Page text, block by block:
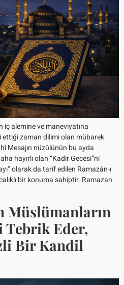
iç alemine ve maneviyatına
zaman dilimi olan mübarek
Mesajın nüzûlünün bu ayda
hayırlı olan “Kadir Gecesi”ni
olarak da tarif edilen Ramazân-ı
bir konuma sahiptir. Ramazan
Müslümanların
Eder,
Bir Kandil